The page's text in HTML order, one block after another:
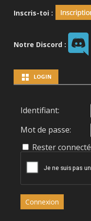
Inscris-toi :
Notre Discord :
LOGIN
Identifiant:
Mot de passe:
Rester connecté
Connexion